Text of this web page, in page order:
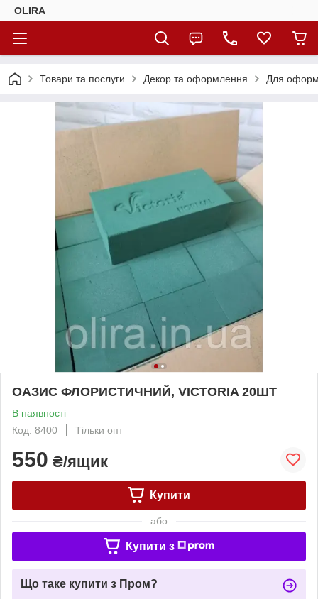
OLIRA
Товари та послуги Декор та оформлення Для
ОАЗИС ФЛОРИСТИЧНИЙ, VICTORIA 20ШТ
В наявності
Код: 8400
Тільки опт
550 ₴/ящик
Купити
або
Купити з
Що таке купити з Пром?